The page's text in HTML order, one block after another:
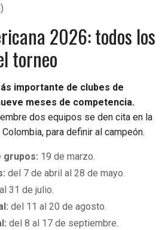
2026: todos los
torneo
importante de clubes de
meses de competencia.
dos equipos se den cita en la
para definir al campeón.
grupos: 19 de marzo.
del 7 de abril al 28 de mayo.
31 de julio.
del 11 al 20 de agosto.
del 8 al 17 de septiembre.